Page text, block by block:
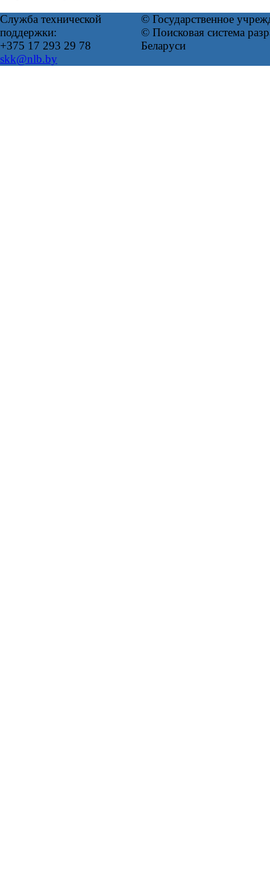
Служба технической
поддержки:
+375 17 293 29 78
skk@nlb.by
© Государственное
© Поисковая система
Беларуси